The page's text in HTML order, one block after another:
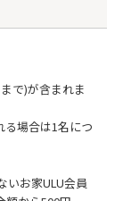
で)が含まれま
場合は1名につ
いお家ULU会員